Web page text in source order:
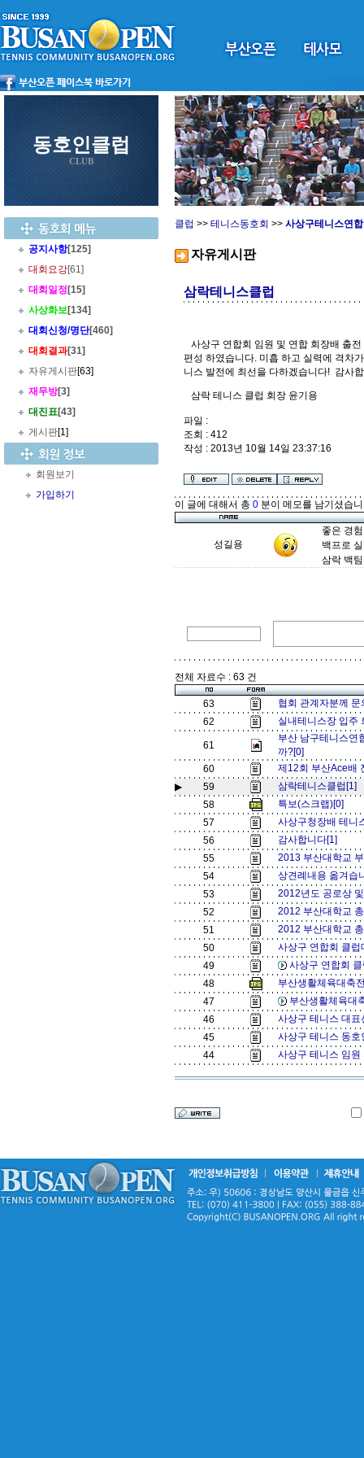
동호인클럽
CLUB
공지사항[125]
대회요강[61]
대회일정 [15]
사상화보[134]
대회신청/명단[460]
대회결과[31]
자유게시판[63]
재무방[3]
대진표[43]
게시판[1]
회원보기
가입하기
클럽 >> 테니스동호회 >> 사상구테니스연
자유게시판
삼락테니스클럽
사상구 연합회 임원 및 연합 회장배 출
편성 하였습니다. 미흡 하고 실력에 격차
니스 발전에 최선을 다하겠습니다! 감사
삼락 테니스 클럽 회장 윤기용
파일 :
조회 : 412
작성 : 2013년 10월 14일 23:37:16
이 글에 대해서 총 0 분이 메모를 남기셨습
성길용
좋은 경
백프로
삼락 백
전체 자료수 : 63 건
63
협회 관계자분께
62
실내테니스장 입
61
부산 남구테니스연
까?[0]
60
제12회 부산Ace배
▶
59
삼락테니스클럽[1]
58
특보(스크랩)[0]
57
사상구청장배 테
56
감사합니다[1]
55
2013 부산대학교
54
상견례내용 옮겨습
53
2012년도 공로상
52
2012 부산대학교
51
2012 부산대학교
50
사상구 연합회 클
49
사상구 연합회
48
부산생활체육대축
47
부산생활체육대
46
사상구 테니스 대
45
사상구 테니스 동
44
사상구 테니스 임